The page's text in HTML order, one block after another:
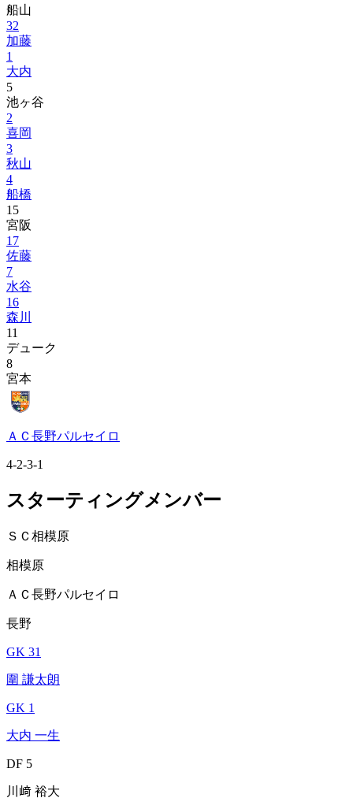
船山
32
加藤
1
大内
5
池ヶ谷
2
喜岡
3
秋山
4
船橋
15
宮阪
17
佐藤
7
水谷
16
森川
11
デューク
8
宮本
ＡＣ長野パルセイロ
4-2-3-1
スターティングメンバー
ＳＣ相模原
相模原
ＡＣ長野パルセイロ
長野
GK 31
圍 謙太朗
GK 1
大内 一生
DF 5
川﨑 裕大